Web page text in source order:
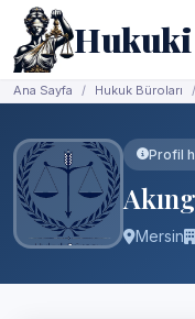
Hukuki
Ana Sayfa Hukuk Büroları
Profil
Mersin